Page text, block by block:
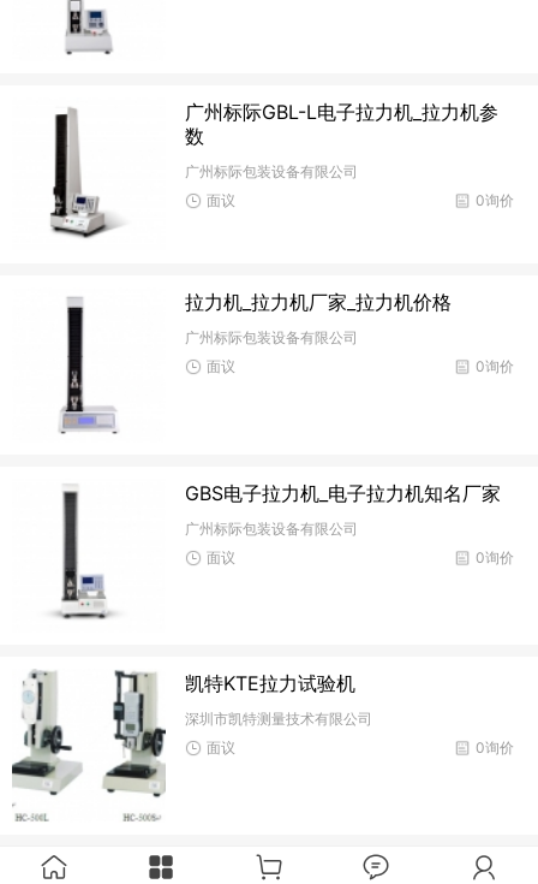
广州标际GBL-L电子拉力机_拉力机参
数
广州标际包装设备有限公司
0询价
面议
拉力机_拉力机厂家_拉力机价格
广州标际包装设备有限公司
0询价
面议
GBS电子拉力机_电子拉力机知名厂家
广州标际包装设备有限公司
0询价
面议
凯特KTE拉力试验机
深圳市凯特测量技术有限公司
0询价
面议